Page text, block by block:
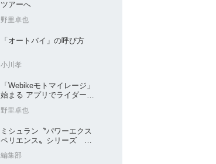
ツアーへ
野里卓也
「オートバイ」の呼び方
小川孝
「Webikeモトマイレージ」
始まる アプリでライダーと
野里卓也
ミシュラン〝パワーエクス
ペリエンス〟シリーズ
売
編集部